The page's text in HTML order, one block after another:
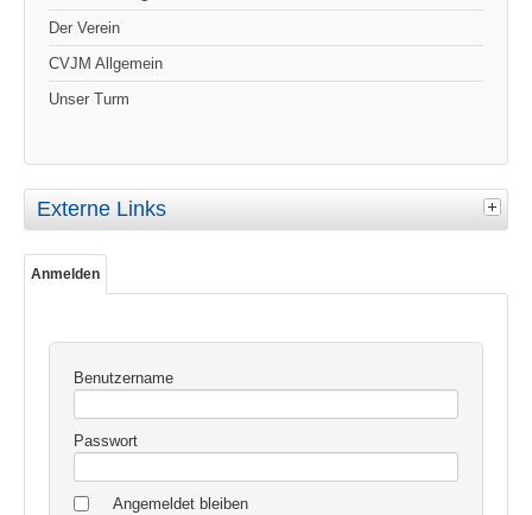
Der Verein
CVJM Allgemein
Unser Turm
Externe Links
Anmelden
Benutzername
Passwort
Angemeldet bleiben